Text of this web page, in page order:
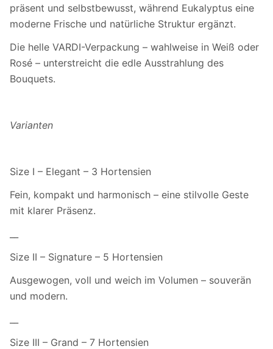
präsent und selbstbewusst, während Eukalyptus eine
moderne Frische und natürliche Struktur ergänzt.
Die helle VARDI-Verpackung – wahlweise in Weiß oder
Rosé – unterstreicht die edle Ausstrahlung des
Bouquets.
Varianten
Size I – Elegant – 3 Hortensien
Fein, kompakt und harmonisch – eine stilvolle Geste
mit klarer Präsenz.
Size II – Signature – 5 Hortensien
Ausgewogen, voll und weich im Volumen – souverän
und modern.
Size III – Grand – 7 Hortensien